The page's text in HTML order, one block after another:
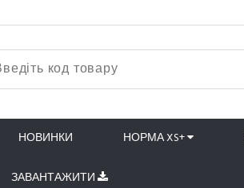
НОВИНКИ НОРМА XS+
ЗАВАНТАЖИТИ